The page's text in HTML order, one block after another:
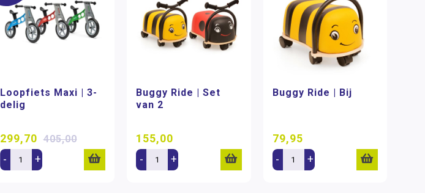
Loopfiets Maxi | 3-
delig
299,70 405,00
- +
Buggy Ride | Set
van 2
155,00
- +
Buggy Ride | Bij
79,95
- +